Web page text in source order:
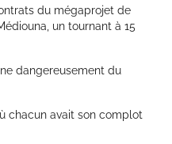
du mégaprojet de
un tournant à 15
dangereusement du
chacun avait son complot